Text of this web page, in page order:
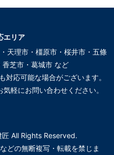
エリア
天理市・橿原市・桜井市・五條
芝市・葛城市 など
応可能な場合がございます。
軽にお問い合わせください。
All Rights Reserved.
どの無断複写・転載を禁じま